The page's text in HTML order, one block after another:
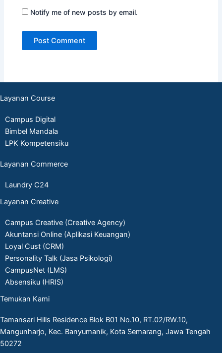
Notify me of new posts by email.
Layanan Course
Campus Digital
Bimbel Mandala
LPK Kompetensiku
Layanan Commerce
Laundry C24
Layanan Creative
Campus Creative (Creative Agency)
Akuntansi Online (Aplikasi Keuangan)
Loyal Cust (CRM)
Personality Talk (Jasa Psikologi)
CampusNet (LMS)
Absensiku (HRIS)
Temukan Kami
Tamansari Hills Residence Blok B01 No.10, RT.02/RW.10,
Mangunharjo, Kec. Banyumanik, Kota Semarang, Jawa Tengah
50272